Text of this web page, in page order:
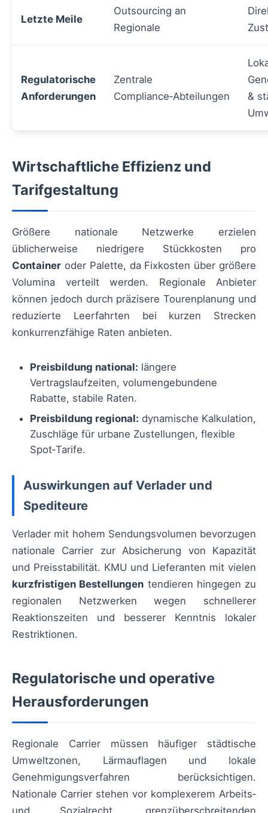
Letzte Meile
Outsourcing an
Regionale
Regulatorische
Anforderungen
Zentrale
Compliance‑Abteilungen
&
Wirtschaftliche Effizienz und
Tarifgestaltung
Größere nationale Netzwerke erzielen
üblicherweise niedrigere Stückkosten pro
Container oder Palette, da Fixkosten über größere
Volumina verteilt werden. Regionale Anbieter
können jedoch durch präzisere Tourenplanung und
reduzierte Leerfahrten bei kurzen Strecken
konkurrenzfähige Raten anbieten.
Preisbildung national: längere
Vertragslaufzeiten, volumengebundene
Rabatte, stabile Raten.
Preisbildung regional: dynamische Kalkulation,
Zuschläge für urbane Zustellungen, flexible
Spot‑Tarife.
Auswirkungen auf Verlader und
Spediteure
Verlader mit hohem Sendungsvolumen bevorzugen
nationale Carrier zur Absicherung von Kapazität
und Preisstabilität. KMU und Lieferanten mit vielen
kurzfristigen Bestellungen tendieren hingegen zu
regionalen Netzwerken wegen schnellerer
Reaktionszeiten und besserer Kenntnis lokaler
Restriktionen.
Regulatorische und operative
Herausforderungen
Regionale Carrier müssen häufiger städtische
Umweltzonen, Lärmauflagen und lokale
Genehmigungsverfahren berücksichtigen.
Nationale Carrier stehen vor komplexerem Arbeits‑